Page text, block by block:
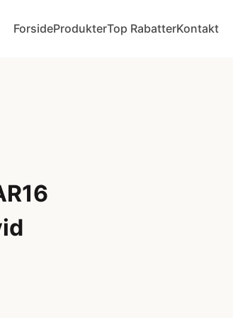
ForsideProdukterTop RabatterKontakt